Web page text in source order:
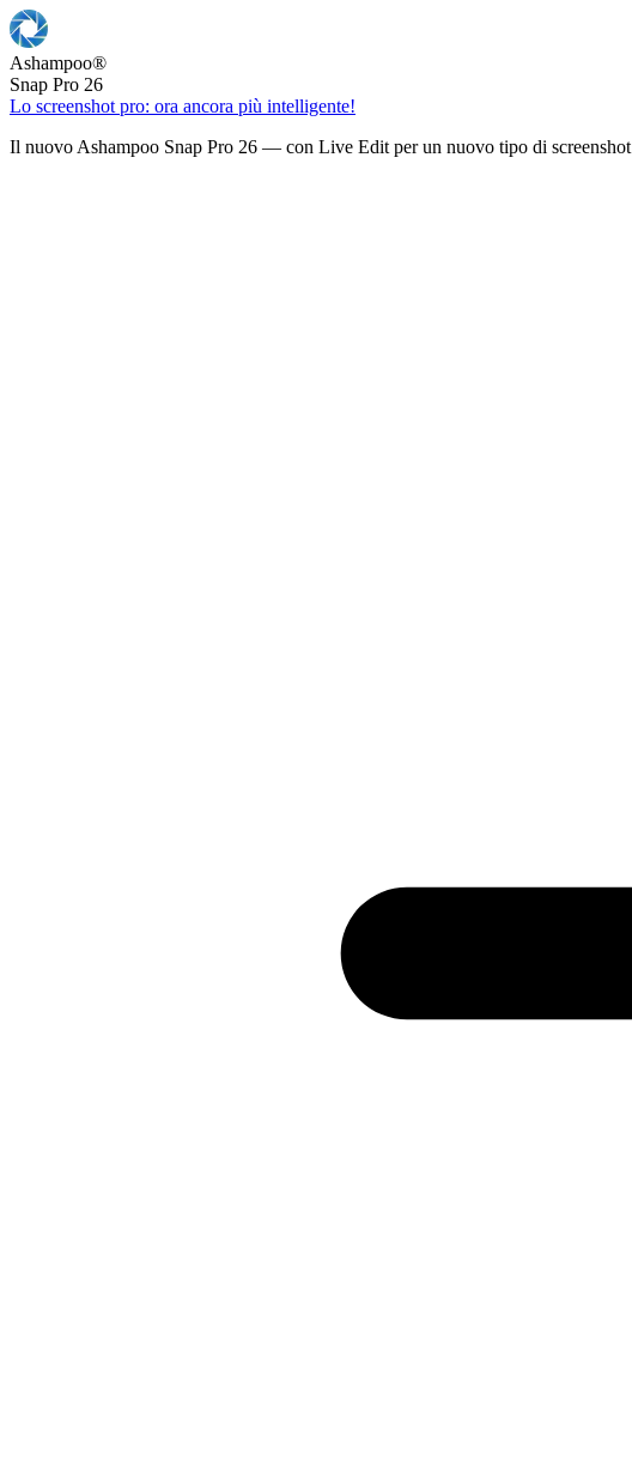
Ashampoo®
Snap Pro 26
Lo screenshot pro: ora ancora più intelligente!
Il nuovo Ashampoo Snap Pro 26 — con Live Edit per un nuovo tipo di screenshot